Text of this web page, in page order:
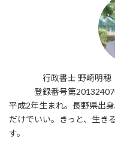
行政書士 野崎明穂
登録番号第20132407
平成2年生まれ。長野県出
だけでいい。きっと、生き
す。